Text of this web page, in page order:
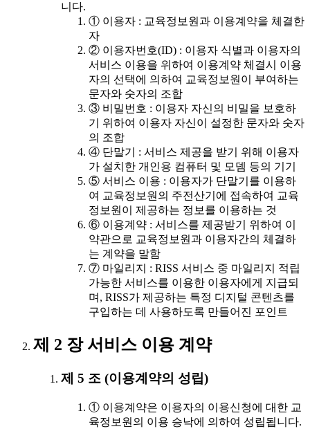
니다.
① 이용자 : 교육정보원과 이용계약을 체결한
자
② 이용자번호(ID) : 이용자 식별과 이용자의
서비스 이용을 위하여 이용계약 체결시 이용
자의 선택에 의하여 교육정보원이 부여하는
문자와 숫자의 조합
③ 비밀번호 : 이용자 자신의 비밀을 보호하
기 위하여 이용자 자신이 설정한 문자와 숫자
의 조합
④ 단말기 : 서비스 제공을 받기 위해 이용자
가 설치한 개인용 컴퓨터 및 모뎀 등의 기기
⑤ 서비스 이용 : 이용자가 단말기를 이용하
여 교육정보원의 주전산기에 접속하여 교육
정보원이 제공하는 정보를 이용하는 것
⑥ 이용계약 : 서비스를 제공받기 위하여 이
약관으로 교육정보원과 이용자간의 체결하
는 계약을 말함
⑦ 마일리지 : RISS 서비스 중 마일리지 적립
가능한 서비스를 이용한 이용자에게 지급되
며, RISS가 제공하는 특정 디지털 콘텐츠를
구입하는 데 사용하도록 만들어진 포인트
제 2 장 서비스 이용 계약
제 5 조 (이용계약의 성립)
① 이용계약은 이용자의 이용신청에 대한 교
육정보원의 이용 승낙에 의하여 성립됩니다.